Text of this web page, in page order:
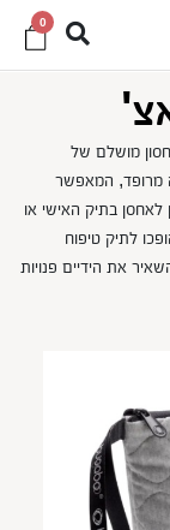
0
מושלם של
מרופד, המאפשר
לאחסן בתיק האישי או
לתיק טיפוח
את הידיים פנויות